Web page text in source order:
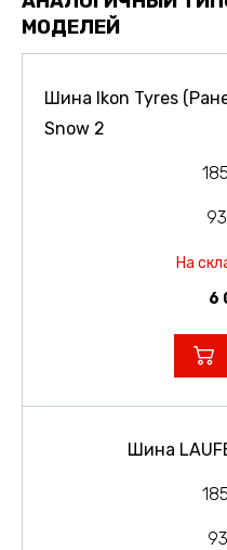
МОДЕЛЕЙ
Шина Ikon Tyres
Snow 2
На
6
Шина